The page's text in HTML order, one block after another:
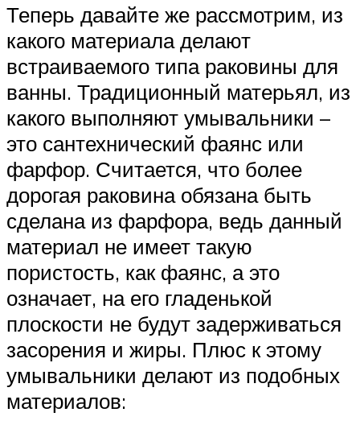
Теперь давайте же рассмотрим, из
какого материала делают
встраиваемого типа раковины для
ванны. Традиционный матерьял, из
какого выполняют умывальники –
это сантехнический фаянс или
фарфор. Считается, что более
дорогая раковина обязана быть
сделана из фарфора, ведь данный
материал не имеет такую
пористость, как фаянс, а это
означает, на его гладенькой
плоскости не будут задерживаться
засорения и жиры. Плюс к этому
умывальники делают из подобных
материалов: